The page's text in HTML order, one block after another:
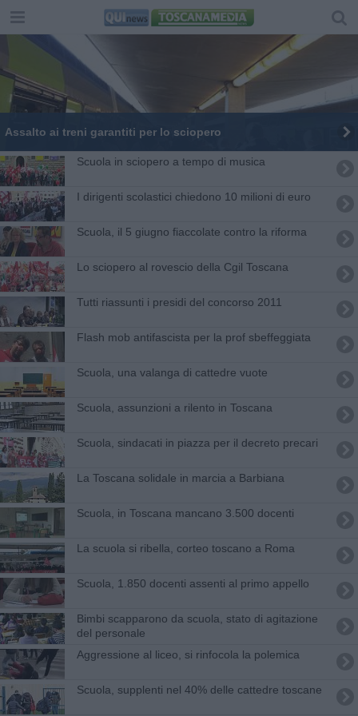
Assalto ai treni garantiti per lo sciopero
Scuola in sciopero a tempo di musica
I dirigenti scolastici chiedono 10 milioni di euro
Scuola, il 5 giugno fiaccolate contro la riforma
Lo sciopero al rovescio della Cgil Toscana
Tutti riassunti i presidi del concorso 2011
Flash mob antifascista per la prof sbeffeggiata
Scuola, una valanga di cattedre vuote
Scuola, assunzioni a rilento in Toscana
Scuola, sindacati in piazza per il decreto precari
La Toscana solidale in marcia a Barbiana
Scuola, in Toscana mancano 3.500 docenti
La scuola si ribella, corteo toscano a Roma
Scuola, 1.850 docenti assenti al primo appello
Bimbi scapparono da scuola, stato di agitazione
del personale
Aggressione al liceo, si rinfocola la polemica
Scuola, supplenti nel 40% delle cattedre toscane